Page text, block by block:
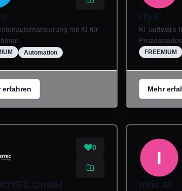
mit KI für
Automation
erfahren
ITyX
KI-Software
FREEMIUM
Mehr
0
GmbH
I
Infis AI